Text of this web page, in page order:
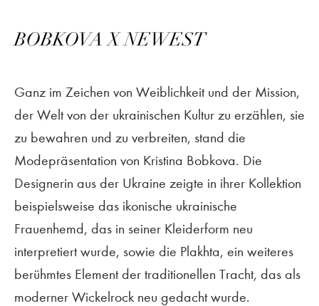
BOBKOVA X NEWEST
Ganz im Zeichen von Weiblichkeit und der Mission,
der Welt von der ukrainischen Kultur zu erzählen, sie
zu bewahren und zu verbreiten, stand die
Modepräsentation von Kristina Bobkova. Die
Designerin aus der Ukraine zeigte in ihrer Kollektion
beispielsweise das ikonische ukrainische
Frauenhemd, das in seiner Kleiderform neu
interpretiert wurde, sowie die Plakhta, ein weiteres
berühmtes Element der traditionellen Tracht, das als
moderner Wickelrock neu gedacht wurde.